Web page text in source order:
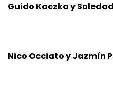
Guido Kaczka y
Nico Occiato y Jazmín